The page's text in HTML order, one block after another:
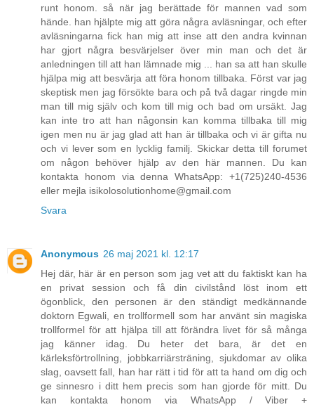
runt honom. så när jag berättade för mannen vad som
hände. han hjälpte mig att göra några avläsningar, och efter
avläsningarna fick han mig att inse att den andra kvinnan
har gjort några besvärjelser över min man och det är
anledningen till att han lämnade mig ... han sa att han skulle
hjälpa mig att besvärja att föra honom tillbaka. Först var jag
skeptisk men jag försökte bara och på två dagar ringde min
man till mig själv och kom till mig och bad om ursäkt. Jag
kan inte tro att han någonsin kan komma tillbaka till mig
igen men nu är jag glad att han är tillbaka och vi är gifta nu
och vi lever som en lycklig familj. Skickar detta till forumet
om någon behöver hjälp av den här mannen. Du kan
kontakta honom via denna WhatsApp: +1(725)240-4536
eller mejla isikolosolutionhome@gmail.com
Svara
Anonymous 26 maj 2021 kl. 12:17
Hej där, här är en person som jag vet att du faktiskt kan ha
en privat session och få din civilstånd löst inom ett
ögonblick, den personen är den ständigt medkännande
doktorn Egwali, en trollformell som har använt sin magiska
trollformel för att hjälpa till att förändra livet för så många
jag känner idag. Du heter det bara, är det en
kärleksförtrollning, jobbkarriärsträning, sjukdomar av olika
slag, oavsett fall, han har rätt i tid för att ta hand om dig och
ge sinnesro i ditt hem precis som han gjorde för mitt. Du
kan kontakta honom via WhatsApp / Viber +